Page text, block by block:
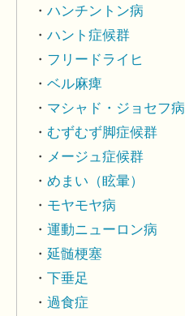
ハンチントン病
ハント症候群
フリードライヒ
ベル麻痺
マシャド・ジョセフ病
むずむず脚症候群
メージュ症候群
めまい（眩暈）
モヤモヤ病
運動ニューロン病
延髄梗塞
下垂足
過食症